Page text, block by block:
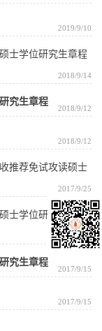
2019/9/10
士学位研究生章程
2018/9/14
究生章程
2018/9/12
2018/9/12
推荐免试攻读硕士
2017/9/25
士学位研究生章程
2017/9/18
究生章程
2017/9/15
2017/9/15